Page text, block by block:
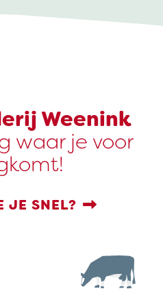
Weenink
waar je voor
JE SNEL?